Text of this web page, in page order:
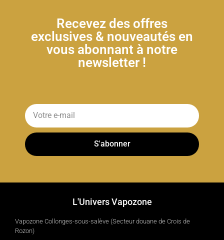
Recevez des offres
exclusives & nouveautés en
vous abonnant à notre
newsletter !
S'abonner
L'Univers Vapozone
Vapozone Collonges-sous-salève (Secteur douane de Crois de
Rozon)